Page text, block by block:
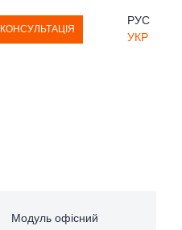
КОНСУЛЬТАЦІЯ
РУС
УКР
Модуль офісний